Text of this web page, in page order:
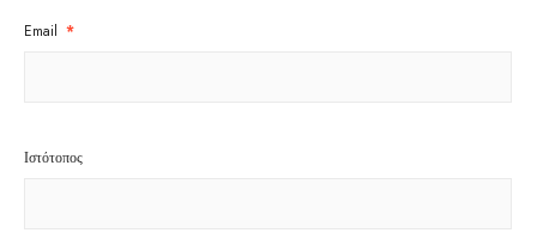
Email *
Ιστότοπος